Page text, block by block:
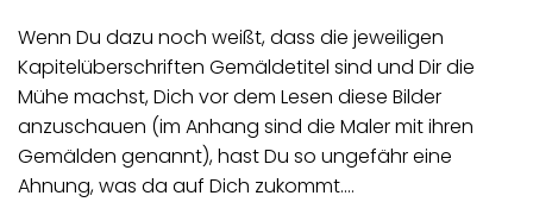
Wenn Du dazu noch weißt, dass die jeweiligen
Kapitelüberschriften Gemäldetitel sind und Dir die
Mühe machst, Dich vor dem Lesen diese Bilder
anzuschauen (im Anhang sind die Maler mit ihren
Gemälden genannt), hast Du so ungefähr eine
Ahnung, was da auf Dich zukommt.…